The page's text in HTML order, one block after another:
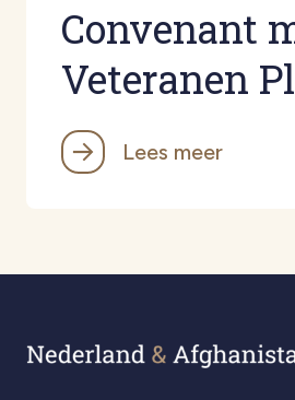
Convenant
Veteranen
Lees meer